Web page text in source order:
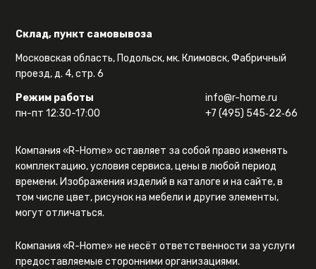
Склад, пункт самовывоза
Московская область, Подольск, мк. Климовск, Фабричный
проезд, д. 4, стр. 6
Режим работы
пн-пт 12:30-17:00
info@r-home.ru
+7 (495) 545‑22‑66
Компания «R-Home» оставляет за собой право изменять
комплектацию, условия сервиса, цены в любой период
времени. Изображения изделий в каталоге и на сайте, в
том числе цвет, рисунок на мебели и другие элементы,
могут отличаться.
Компания «R-Home» не несёт ответственности за услуги
предоставляемые сторонними организациями.